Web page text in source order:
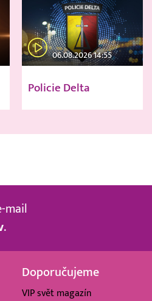
06.08.2026 14:55
Policie Delta
mail
.
Doporučujeme
VIP svět magazín